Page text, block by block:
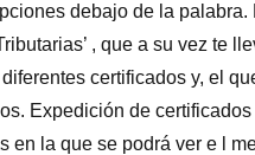
debajo de la
, que a su vez te
certificados y, el
Expedición de
en la que se podrá ver e l